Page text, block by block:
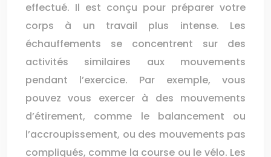
effectué. Il est conçu pour préparer votre
corps à un travail plus intense. Les
échauffements se concentrent sur des
activités similaires aux mouvements
pendant l’exercice. Par exemple, vous
pouvez vous exercer à des mouvements
d’étirement, comme le balancement ou
l’accroupissement, ou des mouvements pas
compliqués, comme la course ou le vélo. Les